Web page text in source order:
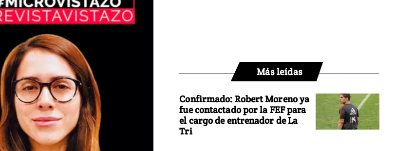
Más leídas
Confirmado: Robert Moreno ya
fue contactado por la FEF para
el cargo de entrenador de La
Tri